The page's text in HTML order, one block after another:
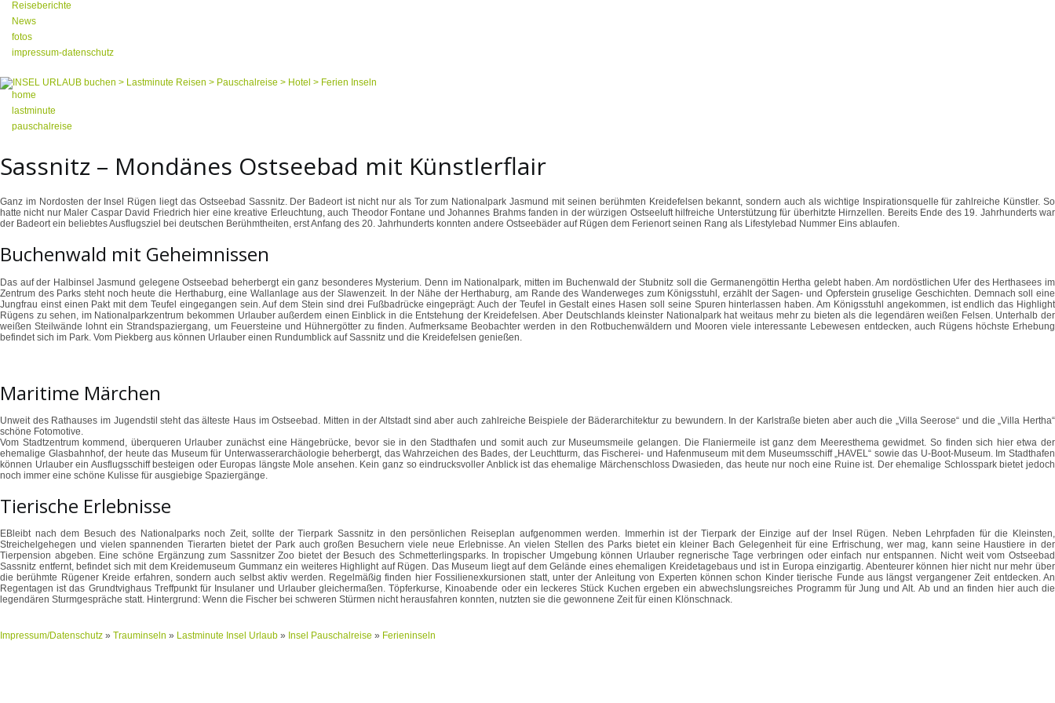
Reiseberichte
News
fotos
impressum-datenschutz
home
lastminute
pauschalreise
Sassnitz – Mondänes Ostseebad mit Künstlerflair
Ganz im Nordosten der Insel Rügen liegt das Ostseebad Sassnitz. Der Badeort ist nicht nur als Tor zum Nationalpark Jasmund mit seinen berühmten Kreidefelsen bekannt, sondern auch als wichtige Inspirationsquelle für zahlreiche Künstler. So
hatte nicht nur Maler Caspar David Friedrich hier eine kreative Erleuchtung, auch Theodor Fontane und Johannes Brahms fanden in der würzigen Ostseeluft hilfreiche Unterstützung für überhitzte Hirnzellen. Bereits Ende des 19. Jahrhunderts war
der Badeort ein beliebtes Ausflugsziel bei deutschen Berühmtheiten, erst Anfang des 20. Jahrhunderts konnten andere Ostseebäder auf Rügen dem Ferienort seinen Rang als Lifestylebad Nummer Eins ablaufen.
Buchenwald mit Geheimnissen
Das auf der Halbinsel Jasmund gelegene Ostseebad beherbergt ein ganz besonderes Mysterium. Denn im Nationalpark, mitten im Buchenwald der Stubnitz soll die Germanengöttin Hertha gelebt haben. Am nordöstlichen Ufer des Herthasees im
Zentrum des Parks steht noch heute die Herthaburg, eine Wallanlage aus der Slawenzeit. In der Nähe der Herthaburg, am Rande des Wanderweges zum Königsstuhl, erzählt der Sagen- und Opferstein gruselige Geschichten. Demnach soll eine
Jungfrau einst einen Pakt mit dem Teufel eingegangen sein. Auf dem Stein sind drei Fußbadrücke eingeprägt: Auch der Teufel in Gestalt eines Hasen soll seine Spuren hinterlassen haben. Am Königsstuhl angekommen, ist endlich das Highlight
Rügens zu sehen, im Nationalparkzentrum bekommen Urlauber außerdem einen Einblick in die Entstehung der Kreidefelsen. Aber Deutschlands kleinster Nationalpark hat weitaus mehr zu bieten als die legendären weißen Felsen. Unterhalb der
weißen Steilwände lohnt ein Strandspaziergang, um Feuersteine und Hühnergötter zu finden. Aufmerksame Beobachter werden in den Rotbuchenwäldern und Mooren viele interessante Lebewesen entdecken, auch Rügens höchste Erhebung
befindet sich im Park. Vom Piekberg aus können Urlauber einen Rundumblick auf Sassnitz und die Kreidefelsen genießen.
Maritime Märchen
Unweit des Rathauses im Jugendstil steht das älteste Haus im Ostseebad. Mitten in der Altstadt sind aber auch zahlreiche Beispiele der Bäderarchitektur zu bewundern. In der Karlstraße bieten aber auch die „Villa Seerose“ und die „Villa Hertha“
schöne Fotomotive.
Vom Stadtzentrum kommend, überqueren Urlauber zunächst eine Hängebrücke, bevor sie in den Stadthafen und somit auch zur Museumsmeile gelangen. Die Flaniermeile ist ganz dem Meeresthema gewidmet. So finden sich hier etwa der
ehemalige Glasbahnhof, der heute das Museum für Unterwasserarchäologie beherbergt, das Wahrzeichen des Bades, der Leuchtturm, das Fischerei- und Hafenmuseum mit dem Museumsschiff „HAVEL“ sowie das U-Boot-Museum. Im Stadthafen
können Urlauber ein Ausflugsschiff besteigen oder Europas längste Mole ansehen. Kein ganz so eindrucksvoller Anblick ist das ehemalige Märchenschloss Dwasieden, das heute nur noch eine Ruine ist. Der ehemalige Schlosspark bietet jedoch
noch immer eine schöne Kulisse für ausgiebige Spaziergänge.
Tierische Erlebnisse
EBleibt nach dem Besuch des Nationalparks noch Zeit, sollte der Tierpark Sassnitz in den persönlichen Reiseplan aufgenommen werden. Immerhin ist der Tierpark der Einzige auf der Insel Rügen. Neben Lehrpfaden für die Kleinsten,
Streichelgehegen und vielen spannenden Tierarten bietet der Park auch großen Besuchern viele neue Erlebnisse. An vielen Stellen des Parks bietet ein kleiner Bach Gelegenheit für eine Erfrischung, wer mag, kann seine Haustiere in der
Tierpension abgeben. Eine schöne Ergänzung zum Sassnitzer Zoo bietet der Besuch des Schmetterlingsparks. In tropischer Umgebung können Urlauber regnerische Tage verbringen oder einfach nur entspannen. Nicht weit vom Ostseebad
Sassnitz entfernt, befindet sich mit dem Kreidemuseum Gummanz ein weiteres Highlight auf Rügen. Das Museum liegt auf dem Gelände eines ehemaligen Kreidetagebaus und ist in Europa einzigartig. Abenteurer können hier nicht nur mehr über
die berühmte Rügener Kreide erfahren, sondern auch selbst aktiv werden. Regelmäßig finden hier Fossilienexkursionen statt, unter der Anleitung von Experten können schon Kinder tierische Funde aus längst vergangener Zeit entdecken. An
Regentagen ist das Grundtvighaus Treffpunkt für Insulaner und Urlauber gleichermaßen. Töpferkurse, Kinoabende oder ein leckeres Stück Kuchen ergeben ein abwechslungsreiches Programm für Jung und Alt. Ab und an finden hier auch die
legendären Sturmgespräche statt. Hintergrund: Wenn die Fischer bei schweren Stürmen nicht herausfahren konnten, nutzten sie die gewonnene Zeit für einen Klönschnack.
Impressum/Datenschutz » Trauminseln » Lastminute Insel Urlaub » Insel Pauschalreise » Ferieninseln